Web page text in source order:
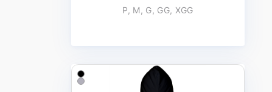
P, M, G, GG, XGG